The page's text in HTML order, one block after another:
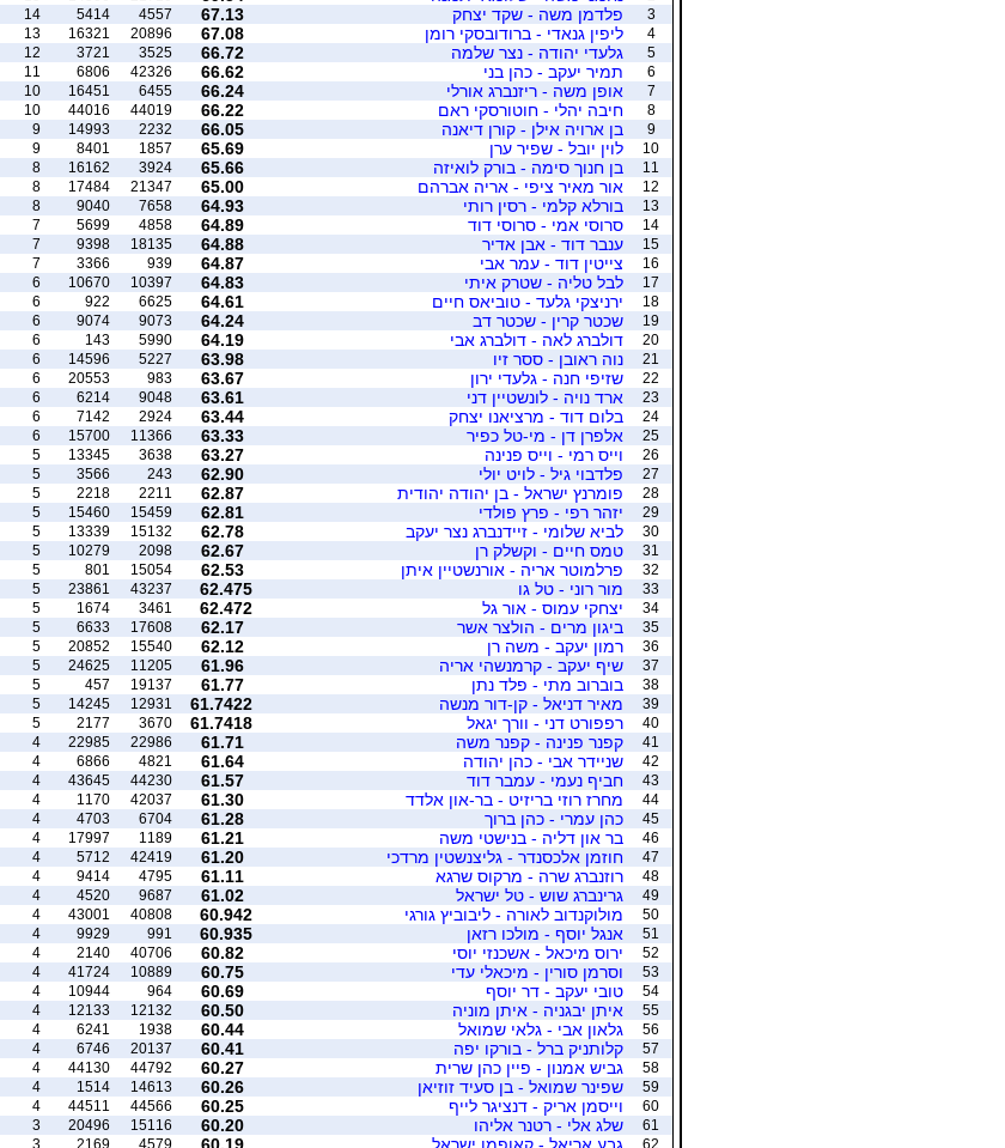
3
פלדמן משה - שקד יצחק 67.13
4557
5414
14
4
ליפין גנאדי - ברודובסקי רומן 67.08
20896
16321
13
5
גלעדי יהודה - נצר שלמה 66.72
3525
3721
12
6
תמיר יעקב - כהן בני 66.62
42326
6806
11
7
אופן משה - ריזנברג אורלי 66.24
6455
16451
10
8
חיבה יהלי - חוטורסקי ראם 66.22
44019
44016
10
9
בן ארויה אילן - קורן דיאנה 66.05
2232
14993
9
10
לוין יובל - שפיר ערן 65.69
1857
8401
9
11
בן חנוך סימה - בורק לואיזה 65.66
3924
16162
8
12
אור מאיר ציפי - אריה אברהם 65.00
21347
17484
8
13
בורלא קלמי - רסין רותי 64.93
7658
9040
8
14
סרוסי אמי - סרוסי דוד 64.89
4858
5699
7
15
ענבר דוד - אבן אדיר 64.88
18135
9398
7
16
צייטין דוד - עמר אבי 64.87
939
3366
7
17
לבל טליה - שטרק איתי 64.83
10397
10670
6
18
ירניצקי גלעד - טוביאס חיים 64.61
6625
922
6
19
שכטר קרין - שכטר דב 64.24
9073
9074
6
20
דולברג לאה - דולברג אבי 64.19
5990
143
6
21
נוה ראובן - ססר זיו 63.98
5227
14596
6
22
שזיפי חנה - גלעדי ירון 63.67
983
20553
6
23
ארד נויה - לונשטיין דני 63.61
9048
6214
6
24
בלום דוד - מרציאנו יצחק 63.44
2924
7142
6
25
אלפרן דן - מי-טל כפיר 63.33
11366
15700
6
26
וייס רמי - וייס פנינה 63.27
3638
13345
5
27
פלדבוי גיל - לויט יולי 62.90
243
3566
5
28
פומרנץ ישראל - בן יהודה יהודית 62.87
2211
2218
5
29
יזהר רפי - פרץ פולדי 62.81
15459
15460
5
30
לביא שלומי - זיידנברג נצר יעקב 62.78
15132
13339
5
31
טמס חיים - וקשלק רן 62.67
2098
10279
5
32
פרלמוטר אריה - אורנשטיין איתן 62.53
15054
801
5
33
מור רוני - טל גו 62.475
43237
23861
5
34
יצחקי עמוס - אור גל 62.472
3461
1674
5
35
ביגון מרים - הולצר אשר 62.17
17608
6633
5
36
רמון יעקב - משה רן 62.12
15540
20852
5
37
שיף יעקב - קרמנשהי אריה 61.96
11205
24625
5
38
בוברוב מתי - פלד נתן 61.77
19137
457
5
39
מאיר דניאל - קן-דור מנשה 61.7422
12931
14245
5
40
רפפורט דני - וורך יגאל 61.7418
3670
2177
5
41
קפנר פנינה - קפנר משה 61.71
22986
22985
4
42
שניידר אבי - כהן יהודה 61.64
4821
6866
4
43
חביף נעמי - עמבר דוד 61.57
44230
43645
4
44
מחרז רוזי בריזיט - בר-און אלדד 61.30
42037
1170
4
45
כהן עמרי - כהן ברוך 61.28
6704
4703
4
46
בר און דליה - בנישטי משה 61.21
1189
17997
4
47
חוזמן אלכסנדר - גליצנשטין מרדכי 61.20
42419
5712
4
48
רוזנברג שרה - מרקוס שרגא 61.11
4795
9414
4
49
גרינברג שוש - טל ישראל 61.02
9687
4520
4
50
מולוקנדוב לאורה - ליבוביץ גורגי 60.942
40808
43001
4
51
אנגל יוסף - מולכו רזאן 60.935
991
9929
4
52
ירוס מיכאל - אשכנזי יוסי 60.82
40706
2140
4
53
וסרמן סורין - מיכאלי עדי 60.75
10889
41724
4
54
טובי יעקב - דר יוסף 60.69
964
10944
4
55
איתן יבגניה - איתן מוניה 60.50
12132
12133
4
56
גלאון אבי - גלאי שמואל 60.44
1938
6241
4
57
קלותניק ברל - בורקו יפה 60.41
20137
6746
4
58
גביש אמנון - פיין כהן שרית 60.27
44792
44130
4
59
שפינר שמואל - בן סעיד זוזיאן 60.26
14613
1514
4
60
וייסמן אריק - דנציגר לייף 60.25
44566
44511
4
61
שלג אלי - רטנר אליהו 60.20
15116
20496
3
62
גבע אריאל - קאופמן ישראל 60.19
4579
2169
3